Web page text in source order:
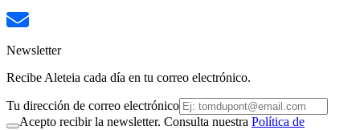
Newsletter
Recibe Aleteia cada día en tu correo electrónico.
Tu dirección de correo electrónico
Acepto recibir la newsletter. Consulta nuestra Política de